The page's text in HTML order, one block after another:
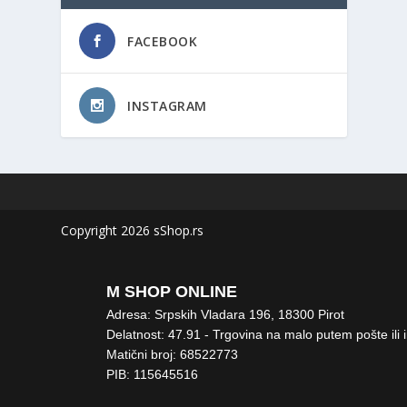
FACEBOOK
INSTAGRAM
Copyright 2026 sShop.rs
M SHOP ONLINE
Adresa: Srpskih Vladara 196, 18300 Pirot
Delatnost: 47.91 - Trgovina na malo putem pošte ili
Matični broj: 68522773
PIB: 115645516